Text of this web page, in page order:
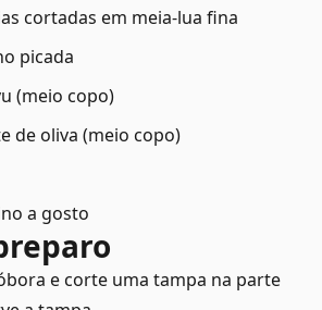
cortadas em meia-lua fina
picada
(meio copo)
de oliva (meio copo)
a gosto
e corte uma tampa na parte